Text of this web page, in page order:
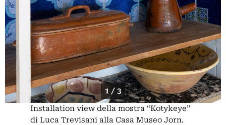
1 / 3
Installation view della mostra “Kotykeye”
di Luca Trevisani alla Casa Museo Jorn.